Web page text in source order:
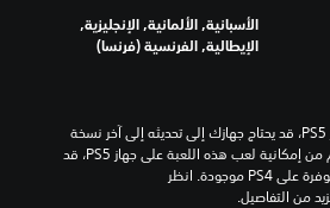
الأسبانية, الألمانية, الإنجليزية,
الإيطالية, الفرنسية (فرنسا)